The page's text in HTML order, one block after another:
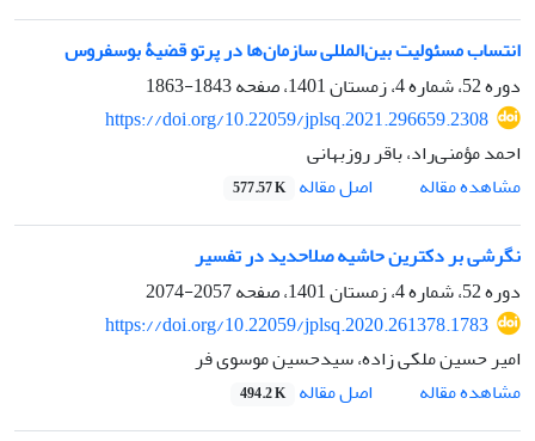
انتساب مسئولیت بین‌المللی سازمان‌ها در پرتو قضیۀ بوسفروس
دوره 52، شماره 4، زمستان 1401، صفحه
1843-1863
https://doi.org/10.22059/jplsq.2021.296659.2308
احمد مؤمنی‌راد، باقر روزبهانی
مشاهده مقاله
اصل مقاله 577.57 K
نگرشی بر دکترین حاشیه صلاحدید در تفسیر
دوره 52، شماره 4، زمستان 1401، صفحه
2057-2074
https://doi.org/10.22059/jplsq.2020.261378.1783
امیر حسین ملکی زاده، سیدحسین موسوی فر
مشاهده مقاله
اصل مقاله 494.2 K